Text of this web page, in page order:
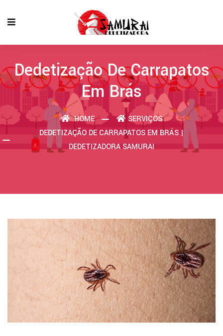
Dedetização De Carrapatos
Em Brás
HOME
SERVIÇOS
DEDETIZAÇÃO DE CARRAPATOS EM BRÁS |
DEDETIZADORA SAMURAI